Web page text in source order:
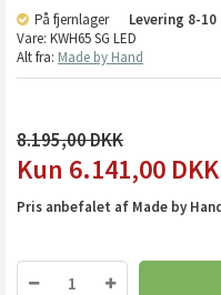
På fjernlager Levering 8-10
Vare: KWH65 SG LED
Alt fra: Made by Hand
8.195,00
6.141,00 DKK
Pris anbefalet af Made by